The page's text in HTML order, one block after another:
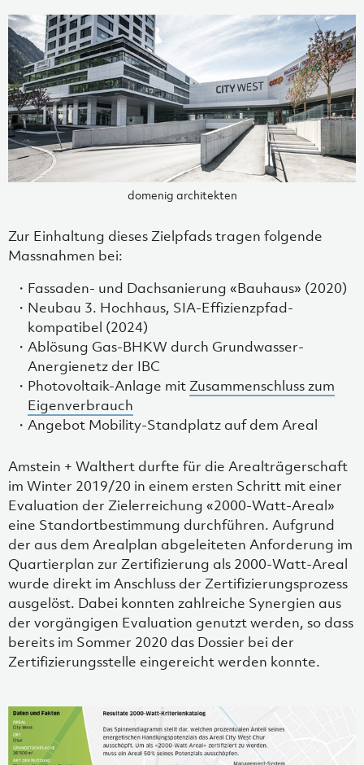
domenig architekten
Zur Einhaltung dieses Zielpfads tragen folgende
Massnahmen bei:
Fassaden- und Dachsanierung «Bauhaus» (2020)
Neubau 3. Hochhaus, SIA-Effizienzpfad-
kompatibel (2024)
Ablösung Gas-BHKW durch Grundwasser-
Anergienetz der IBC
Photovoltaik-Anlage mitZusammenschluss zum
Eigenverbrauch
Angebot Mobility-Standplatz auf dem Areal
Amstein + Walthert durfte für die Arealträgerschaft
im Winter 2019/20 in einem ersten Schritt mit einer
Evaluation der Zielerreichung «2000-Watt-Areal»
eine Standortbestimmung durchführen. Aufgrund
der aus dem Arealplan abgeleiteten Anforderung im
Quartierplan zur Zertifizierung als 2000-Watt-Areal
wurde direkt im Anschluss der Zertifizierungsprozess
ausgelöst. Dabei konnten zahlreiche Synergien aus
der vorgängigen Evaluation genutzt werden, so dass
bereits im Sommer 2020 das Dossier bei der
Zertifizierungsstelle eingereicht werden konnte.